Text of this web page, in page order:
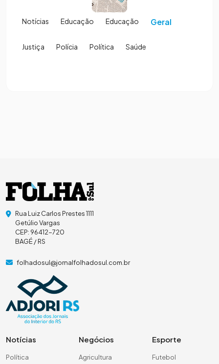
Notícias Educação Educação Geral
Justiça Polícia Política Saúde
Rua Luiz Carlos Prestes 1111
Getúlio Vargas
CEP: 96412-720
BAGÉ / RS
folhadosul@jornalfolhadosul.com.br
Notícias
Política
Negócios
Agricultura
Esporte
Futebol